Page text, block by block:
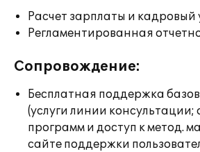
Расчет зарплаты и кадровый
Регламентированная
Сопровождение:
Бесплатная поддержка
(услуги линии консультации;
программ и доступ к метод.
сайте поддержки